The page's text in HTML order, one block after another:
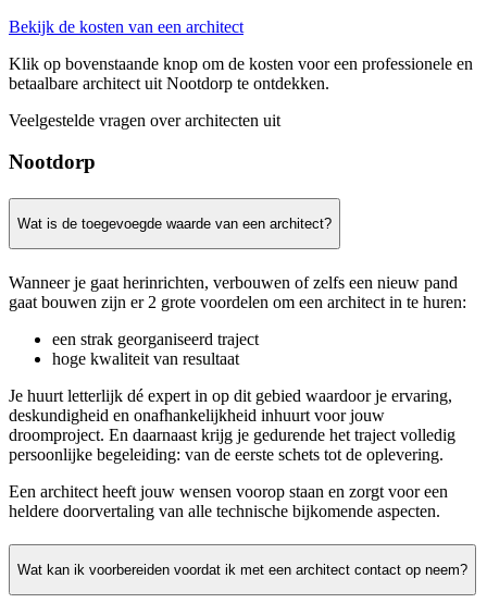
Bekijk de kosten van een architect
Klik op bovenstaande knop om de kosten voor een professionele en
betaalbare architect uit Nootdorp te ontdekken.
Veelgestelde vragen over architecten uit
Nootdorp
Wat is de toegevoegde waarde van een architect?
Wanneer je gaat herinrichten, verbouwen of zelfs een nieuw pand
gaat bouwen zijn er 2 grote voordelen om een architect in te huren:
een strak georganiseerd traject
hoge kwaliteit van resultaat
Je huurt letterlijk dé expert in op dit gebied waardoor je ervaring,
deskundigheid en onafhankelijkheid inhuurt voor jouw
droomproject. En daarnaast krijg je gedurende het traject volledig
persoonlijke begeleiding: van de eerste schets tot de oplevering.
Een architect heeft jouw wensen voorop staan en zorgt voor een
heldere doorvertaling van alle technische bijkomende aspecten.
Wat kan ik voorbereiden voordat ik met een architect contact op neem?